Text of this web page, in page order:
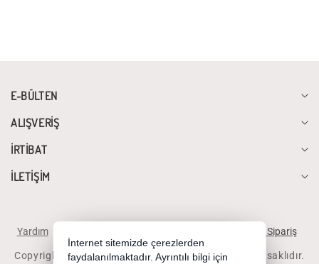
E-BÜLTEN
ALIŞVERİŞ
İRTİBAT
İLETİŞİM
Yardım Telefonla Sipariş
Copyright 2026 diyalogbilgisayar.com - Tüm hakları saklıdır.
İnternet sitemizde çerezlerden
faydalanılmaktadır. Ayrıntılı bilgi için